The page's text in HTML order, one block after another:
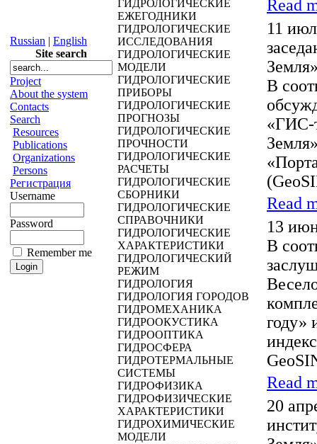
Russian | English
Site search
Project
About the system
Contacts
Search
Resources
Publications
Organizations
Persons
Регистрация
Username
Password
Remember me
ГИДРОЛОГИЧЕСКИЕ
ЕЖЕГОДНИКИ
ГИДРОЛОГИЧЕСКИЕ
ИССЛЕДОВАНИЯ
ГИДРОЛОГИЧЕСКИЕ
МОДЕЛИ
ГИДРОЛОГИЧЕСКИЕ
ПРИБОРЫ
ГИДРОЛОГИЧЕСКИЕ
ПРОГНОЗЫ
ГИДРОЛОГИЧЕСКИЕ
ПРОЧНОСТИ
ГИДРОЛОГИЧЕСКИЕ
РАСЧЕТЫ
ГИДРОЛОГИЧЕСКИЕ
СБОРНИКИ
ГИДРОЛОГИЧЕСКИЕ
СПРАВОЧНИКИ
ГИДРОЛОГИЧЕСКИЕ
ХАРАКТЕРИСТИКИ
ГИДРОЛОГИЧЕСКИЙ
РЕЖИМ
ГИДРОЛОГИЯ
ГИДРОЛОГИЯ ГОРОДОВ
ГИДРОМЕХАНИКА
ГИДРООКУСТИКА
ГИДРООПТИКА
ГИДРОСФЕРА
ГИДРОТЕРМАЛЬНЫЕ
СИСТЕМЫ
ГИДРОФИЗИКА
ГИДРОФИЗИЧЕСКИЕ
ХАРАКТЕРИСТИКИ
ГИДРОХИМИЧЕСКИЕ
МОДЕЛИ
Read
11
В
«ГИС-
Read
13
В
году»
Read
20